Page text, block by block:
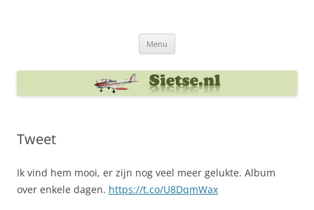
Menu
Tweet
Ik vind hem mooi, er zijn nog veel meer gelukte. Album
over enkele dagen. https://t.co/U8DqmWax